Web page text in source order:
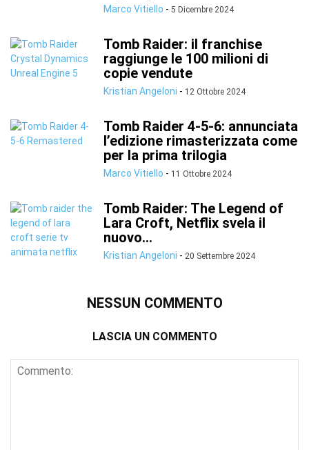
Marco Vitiello - 5 Dicembre 2024
Tomb Raider: il franchise
raggiunge le 100 milioni di
copie vendute
Kristian Angeloni - 12 Ottobre 2024
Tomb Raider 4-5-6: annunciata
l’edizione rimasterizzata come
per la prima trilogia
Marco Vitiello - 11 Ottobre 2024
Tomb Raider: The Legend of
Lara Croft, Netflix svela il
nuovo...
Kristian Angeloni - 20 Settembre 2024
NESSUN COMMENTO
LASCIA UN COMMENTO